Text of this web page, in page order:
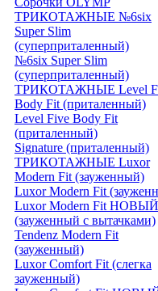
ТРИКОТАЖНЫЕ №6six
Super Slim
(суперприталенный)
№6six Super Slim
(суперприталенный)
ТРИКОТАЖНЫЕ Level
Body Fit (приталенный)
Level Five Body Fit
(приталенный)
Signature (приталенный)
ТРИКОТАЖНЫЕ Luxor
Modern Fit (зауженный)
Luxor Modern Fit
Luxor Modern Fit НОВЫЙ
(зауженный с вытачками)
Tendenz Modern Fit
(зауженный)
Luxor Comfort Fit (слегка
зауженный)